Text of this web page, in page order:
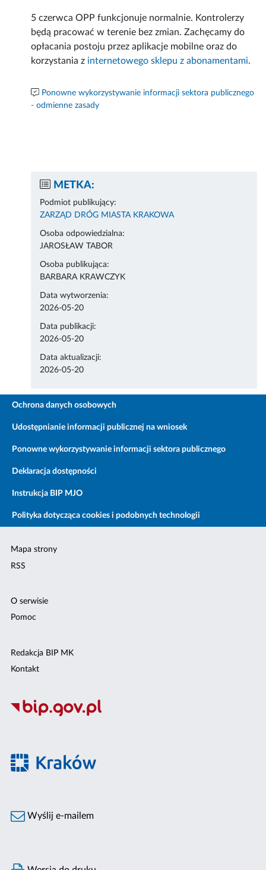
5 czerwca OPP funkcjonuje normalnie. Kontrolerzy
będą pracować w terenie bez zmian. Zachęcamy do
opłacania postoju przez aplikacje mobilne oraz do
korzystania z internetowego sklepu z abonamentami.
Ponowne wykorzystywanie informacji sektora publicznego
- odmienne zasady
METKA:
Podmiot publikujący:
ZARZĄD DRÓG MIASTA KRAKOWA
Osoba odpowiedzialna:
JAROSŁAW TABOR
Osoba publikująca:
BARBARA KRAWCZYK
Data wytworzenia:
2026-05-20
Data publikacji:
2026-05-20
Data aktualizacji:
2026-05-20
Ochrona danych osobowych
Udostępnianie informacji publicznej na wniosek
Ponowne wykorzystywanie informacji sektora publicznego
Deklaracja dostępności
Instrukcja BIP MJO
Polityka dotycząca cookies i podobnych technologii
Mapa strony
RSS
O serwisie
Pomoc
Redakcja BIP MK
Kontakt
Wyślij e-mailem